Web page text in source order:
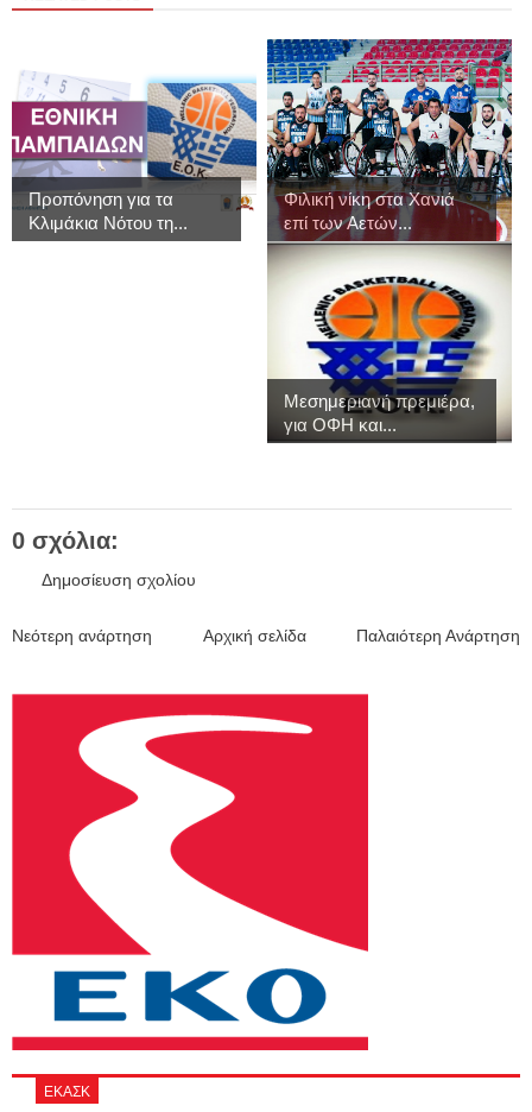
Προπόνηση για τα
Κλιμάκια Νότου τη...
Φιλική νίκη στα Χανιά
επί των Αετών...
Μεσημεριανή πρεμιέρα,
για ΟΦΗ και...
0 σχόλια:
Δημοσίευση σχολίου
Νεότερη ανάρτηση Παλαιότερη Ανάρτηση
Αρχική σελίδα
ΕΚΑΣΚ